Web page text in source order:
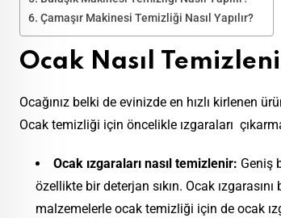
Çamaşır Makinesi Temizliği Nasıl Yapılır?
Ocak Nasıl
Ocağınız belki de evinizde en hızlı kirlenen
Ocak temizliği için öncelikle ızgaraları
Ocak ızgaraları nasıl temizlenir: Geniş
özellikte bir deterjan sıkın. Ocak
malzemelerle ocak temizliği için de ocak